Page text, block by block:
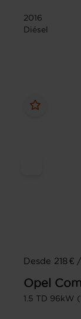
2016
Diésel
Desde 218 €
Opel
1.5 TD 96kW